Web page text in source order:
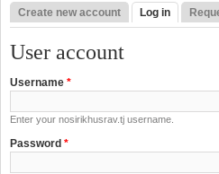
РАИСИ НОҲИЯ
Суханрониҳо
Боздидҳо
Primary tabs
Create new account Log in(active
User account
Username *
Enter your nosirikhusrav.tj username.
Password *